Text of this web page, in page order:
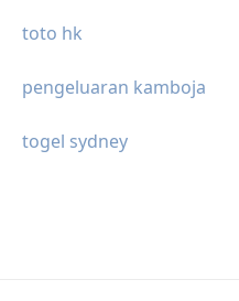
toto hk
pengeluaran kamboja
togel sydney